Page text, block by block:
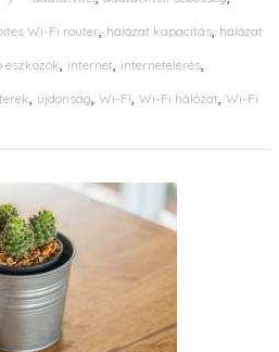
Wi-Fi router, hálózat kapacitás, hálózat
eszközök, internet, internetelérés,
, újdonság, Wi-Fi, Wi-Fi hálózat, Wi-Fi